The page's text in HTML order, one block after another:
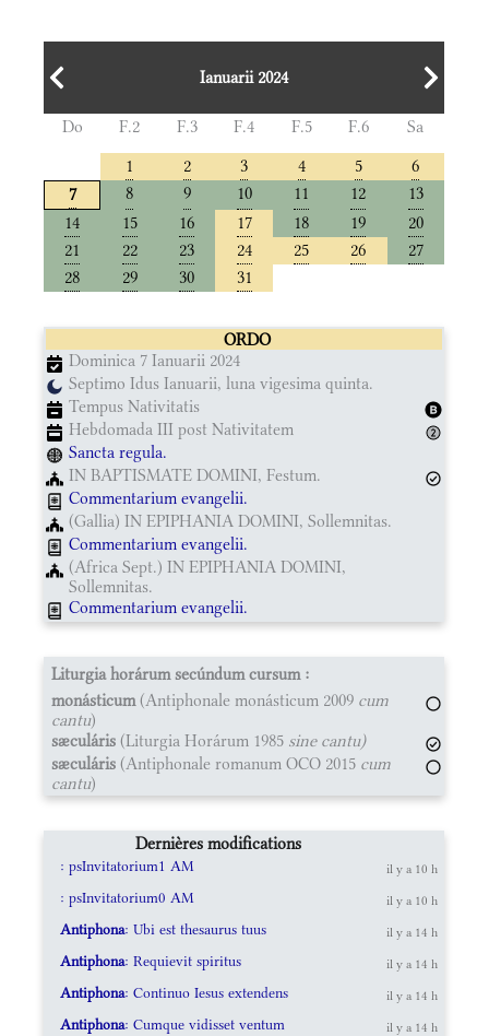
Ianuarii 2024
Do F.2 F.3 F.4 F.5 F.6
Sa
1
2 3 4 5
6
7
8 9 10 11 12
13
14
15 16 17 18 19
20
21
22 23 24 25 26
27
28
29 30 31
ORDO
Dominica 7 Ianuarii 2024
Septimo Idus Ianuarii, luna vigesima quinta.
Tempus Nativitatis
Hebdomada III post Nativitatem
Sancta regula.
IN BAPTISMATE DOMINI, Festum.
Commentarium evangelii.
(Gallia) IN EPIPHANIA DOMINI, Sollemnitas.
Commentarium evangelii.
(Africa Sept.) IN EPIPHANIA DOMINI,
Sollemnitas.
Commentarium evangelii.
Liturgia horárum secúndum cursum :
monásticum(Antiphonale monásticum 2009 cum
cantu)
sæculáris (Liturgia Horárum 1985 sine cantu)
sæculáris (Antiphonale romanum OCO 2015 cum
cantu)
Dernières modifications
: psInvitatorium1 AM il y a 10 h
: psInvitatorium0 AM il y a 10 h
Antiphona: Ubi est thesaurus tuus il y a 14 h
Antiphona: Requievit spiritus il y a 14 h
Antiphona: Continuo Iesus extendens il y a 14 h
Antiphona: Cumque vidisset ventum il y a 14 h